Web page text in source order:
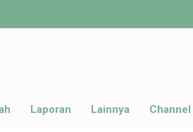
Laporan Lainnya